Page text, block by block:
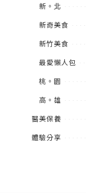
新。北
新奇美食
新竹美食
最愛懶人包
桃。園
高。雄
醫美保養
體驗分享